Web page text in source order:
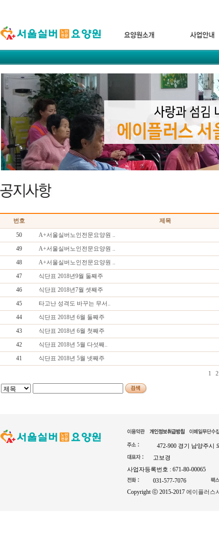
번호 제목
50
A+서울실버노인전문요양원 ..
49
A+서울실버노인전문요양원 ..
48
A+서울실버노인전문요양원 ..
47
식단표 2018년9월 둘째주
46
식단표 2018년7월 셋째주
45
타고난 성격도 바꾸는 무서..
44
식단표 2018년 6월 둘째주
43
식단표 2018년 6월 첫째주
42
식단표 2018년 5월 다섯째..
41
식단표 2018년 5월 넷째주
1 2
472-900 경기 남양주시
고보경
사업자등록번호 : 671-80-00065
031-577-7076
Copyright ⓒ 2015-2017 에이플러스